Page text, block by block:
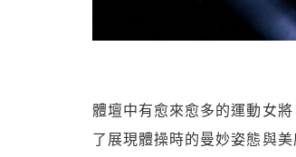
體壇中有愈來愈多的運動女
了展現體操時的曼妙姿態與